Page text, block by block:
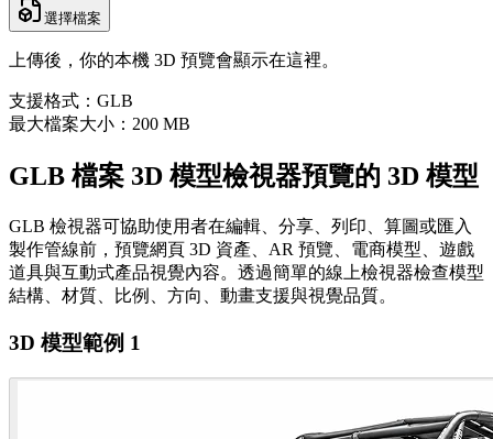
選擇檔案
上傳後，你的本機 3D 預覽會顯示在這裡。
支援格式：GLB
最大檔案大小：200 MB
GLB 檔案 3D 模型檢視器預覽的 3D 模型
GLB 檢視器可協助使用者在編輯、分享、列印、算圖或匯入
製作管線前，預覽網頁 3D 資產、AR 預覽、電商模型、遊戲
道具與互動式產品視覺內容。透過簡單的線上檢視器檢查模型
結構、材質、比例、方向、動畫支援與視覺品質。
3D 模型範例 1